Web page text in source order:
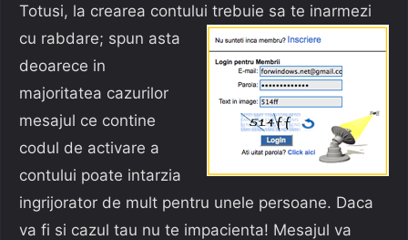
Totusi, la crearea contului trebuie sa te inarmezi
cu rabdare; spun asta
deoarece in
majoritatea cazurilor
mesajul ce contine
codul de activare a
contului poate intarzia
ingrijorator de mult pentru unele persoane. Daca
va fi si cazul tau nu te impacienta! Mesajul va